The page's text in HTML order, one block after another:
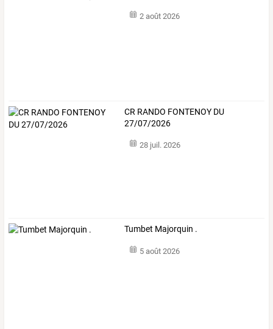
2 août 2026
CR RANDO FONTENOY DU
27/07/2026
28 juil. 2026
Tumbet Majorquin .
5 août 2026